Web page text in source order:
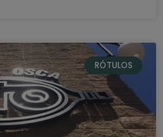
RÓTULOS